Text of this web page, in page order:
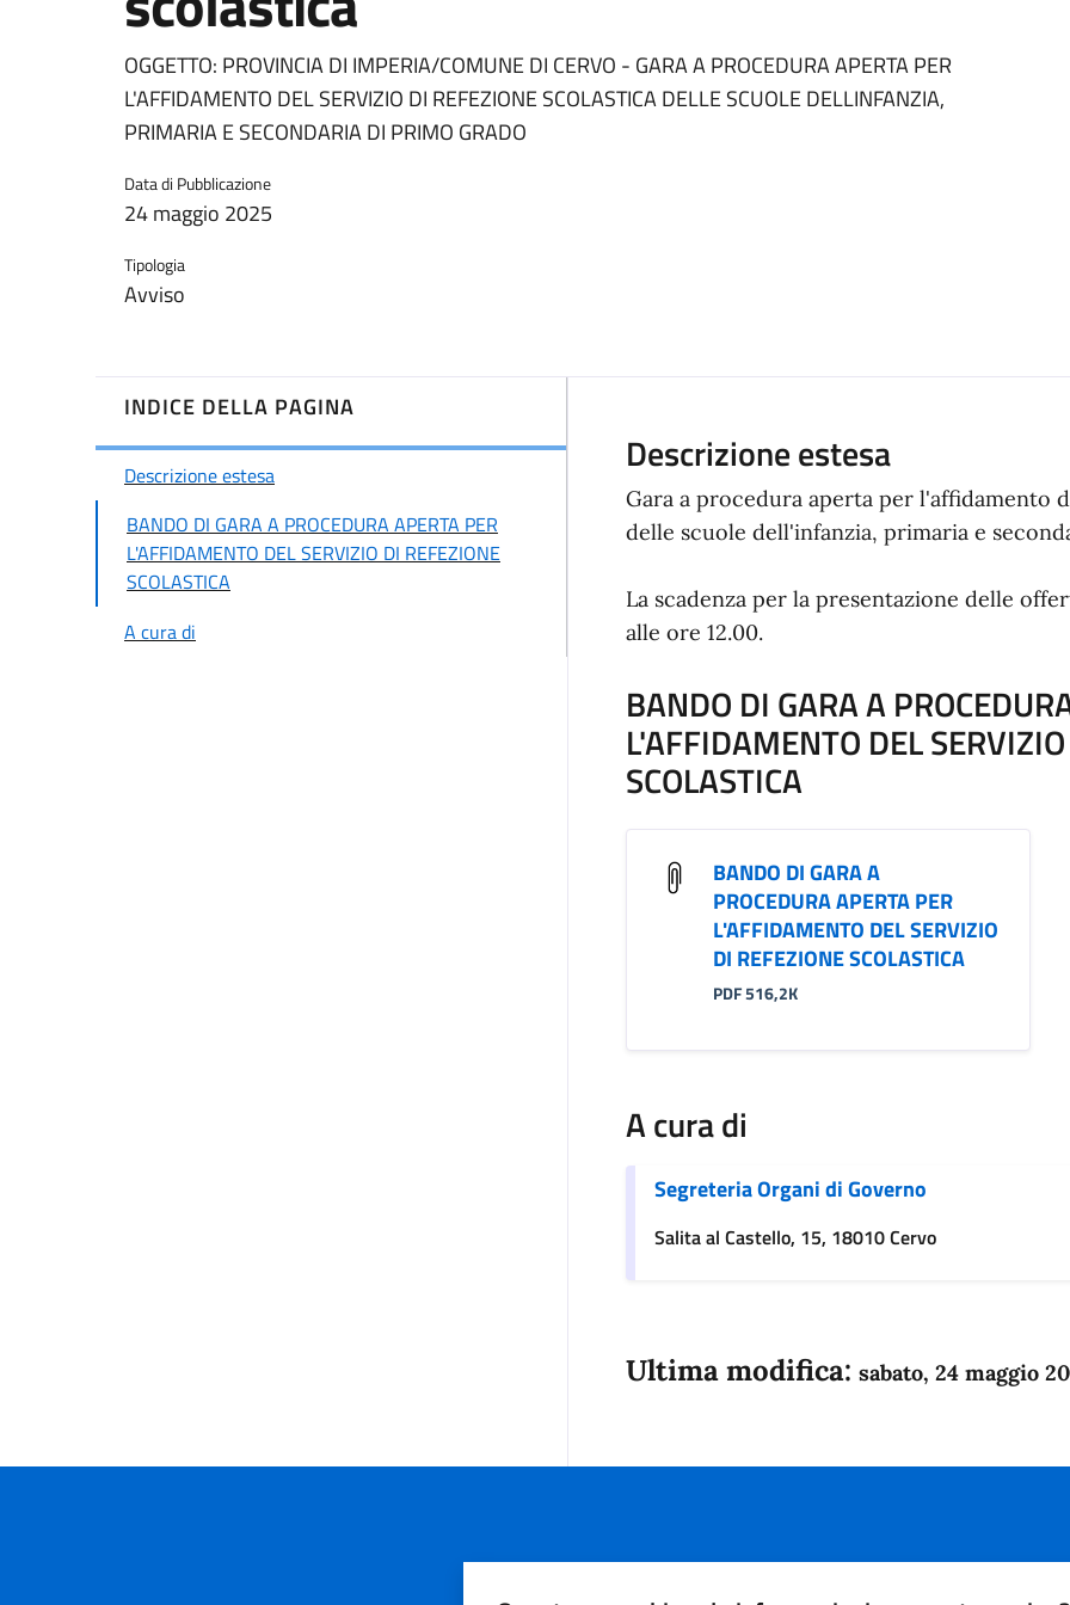
OGGETTO: PROVINCIA DI IMPERIA/COMUNE DI CERVO - GARA A PROCEDURA APERTA PER
L'AFFIDAMENTO DEL SERVIZIO DI REFEZIONE SCOLASTICA DELLE SCUOLE DELLINFANZIA,
PRIMARIA E SECONDARIA DI PRIMO GRADO
Data di Pubblicazione
24 maggio 2025
Tipologia
Avviso
INDICE DELLA PAGINA
Descrizione estesa
BANDO DI GARA A PROCEDURA APERTA PER
L'AFFIDAMENTO DEL SERVIZIO DI REFEZIONE
SCOLASTICA
A cura di
Descrizione estesa
Gara a procedura aperta per l'affidamento
delle scuole dell'infanzia, primaria e
La scadenza per la presentazione delle
alle ore 12.00.
BANDO DI GARA A
L'AFFIDAMENTO DEL
SCOLASTICA
BANDO DI GARA A
PROCEDURA APERTA PER
L'AFFIDAMENTO DEL SERVIZIO
DI REFEZIONE SCOLASTICA
PDF 516,2K
A cura di
Segreteria Organi di Governo
Salita al Castello, 15, 18010 Cervo
Ultima modifica: sabato, 24 maggio